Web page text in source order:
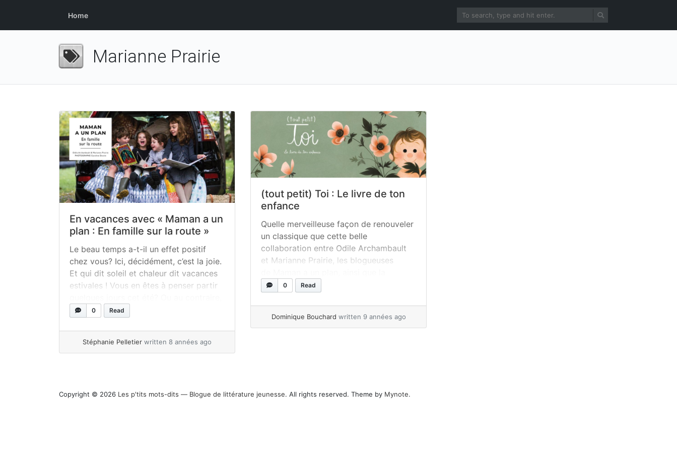
Home
Marianne Prairie
En vacances avec « Maman a un
plan : En famille sur la route »
Le beau temps a-t-il un effet positif
chez vous? Ici, décidément, c’est la joie.
Et qui dit soleil et chaleur dit vacances
estivales ! Vous en êtes à penser partir
vous avez déjà réservé et reportez à
préparatifs? L’idée de camper... »read
more
0 Read
Stéphanie Pelletier written 8 années ago
(tout petit) Toi : Le livre de ton
enfance
Quelle merveilleuse façon de renouveler
un classique que cette belle
collaboration entre Odile Archambault
et Marianne Prairie, les blogueuses
talentueuse illustratrice Geneviève
de vous parler du beau livre de
souvenirs paru chez Parfum d’encre
0 Read
Dominique Bouchard written 9 années ago
Copyright © 2026 Les p'tits mots-dits ― Blogue de littérature jeunesse. All rights reserved. Theme by Mynote.